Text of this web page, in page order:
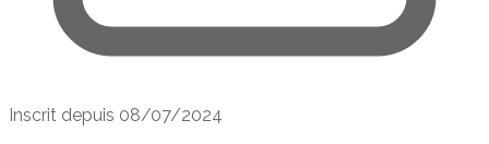
Inscrit depuis 08/07/2024